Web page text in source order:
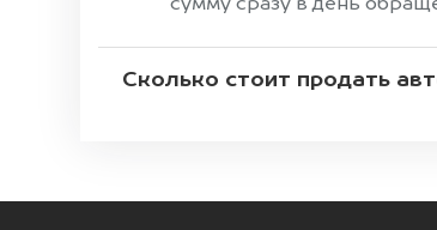
сумму сразу в день
Сколько стоит продать